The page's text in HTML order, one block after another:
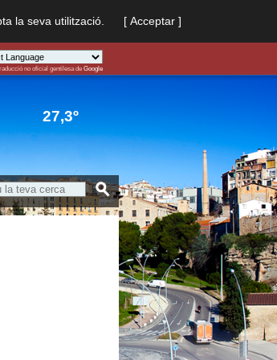
la seva utilització. [ Acceptar ]
Powered by
no oficial gentilesa de Google
27,3º